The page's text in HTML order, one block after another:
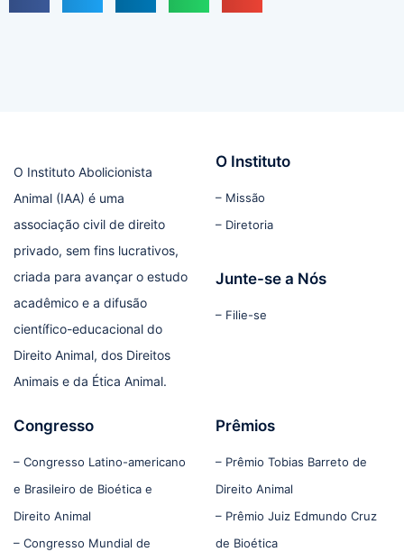
O Instituto Abolicionista
Animal (IAA) é uma
associação civil de direito
privado, sem fins lucrativos,
criada para avançar o estudo
acadêmico e a difusão
científico-educacional do
Direito Animal, dos Direitos
Animais e da Ética Animal.
O Instituto
– Missão
– Diretoria
Junte-se a Nós
– Filie-se
Congresso
– Congresso Latino-americano
e Brasileiro de Bioética e
Direito Animal
– Congresso Mundial de
Prêmios
– Prêmio Tobias Barreto de
Direito Animal
– Prêmio Juiz Edmundo Cruz
de Bioética